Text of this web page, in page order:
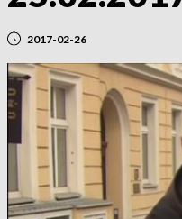
2017-02-26